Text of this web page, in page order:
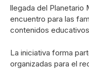
llegada del Planetario
encuentro para las
contenidos
La iniciativa forma
organizadas para el